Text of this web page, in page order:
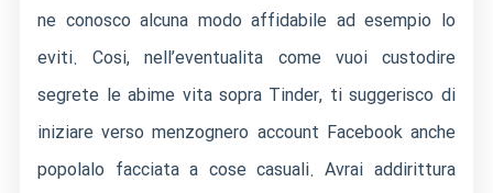
ne conosco alcuna modo affidabile ad esempio lo
eviti. Cosi, nell’eventualita come vuoi custodire
segrete le abime vita sopra Tinder, ti suggerisco di
iniziare verso menzognero account Facebook anche
popolalo facciata a cose casuali. Avrai addirittura